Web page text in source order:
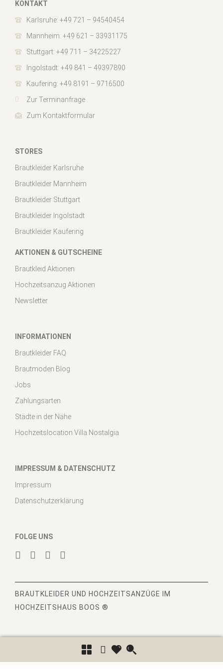
KONTAKT
Karlsruhe: +49 721 – 94540454
Mannheim: +49 621 – 33931175
Stuttgart: +49 711 – 34225227
Ingolstadt: +49 841 – 49397890
Kaufering: +49 8191 – 9716500
Zur Terminanfrage
Zum Kontaktformular
STORES
Brautkleider Karlsruhe
Brautkleider Mannheim
Brautkleider Stuttgart
Brautkleider Ingolstadt
Brautkleider Kaufering
AKTIONEN & GUTSCHEINE
Brautkleid Aktionen
Hochzeitsanzug Aktionen
Newsletter
INFORMATIONEN
Brautkleider FAQ
Brautmoden Blog
Jobs
Zahlungsarten
Städte in der Nähe
Hochzeitslocation Villa Nostalgia
IMPRESSUM & DATENSCHUTZ
Impressum
Datenschutzerklärung
FOLGE UNS
BRAUTKLEIDER UND HOCHZEITSANZÜGE IM
HOCHZEITSHAUS BOOS ®